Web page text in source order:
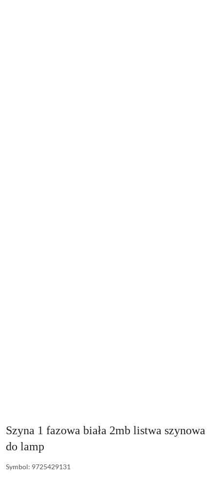
Szyna 1 fazowa biała 2mb listwa szynowa
do lamp
Symbol: 9725429131